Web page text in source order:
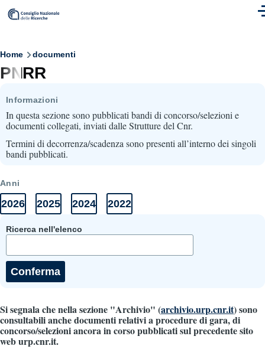
Skip to main content
Breadcrumb
Home documenti
PNRR
Informazioni
In questa sezione sono pubblicati bandi di concorso/selezioni e
documenti collegati, inviati dalle Strutture del Cnr.
Termini di decorrenza/scadenza sono presenti all’interno dei singoli
bandi pubblicati.
Anni
Anni
Documenti
Elenco
2026
2026
Elenco
2025
2025
Elenco
2024
2024
Elenco
2022
Ricerca nell'elenco
Si segnala che nella sezione "Archivio" (archivio.urp.cnr.it) sono
consultabili anche documenti relativi a procedure di gara, di
concorso/selezioni ancora in corso pubblicati sul precedente sito
web urp.cnr.it.